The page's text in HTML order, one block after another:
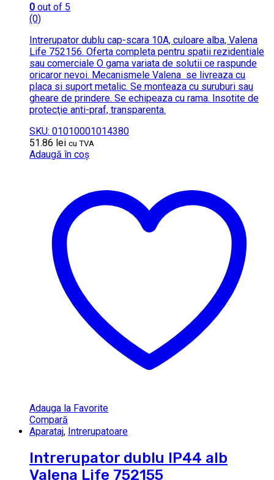
0 out of 5
(0)
Intrerupator dublu cap-scara 10A, culoare alba, Valena
Life 752156. Oferta completa pentru spatii rezidentiale
sau comerciale O gama variata de solutii ce raspunde
oricaror nevoi. Mecanismele Valena se livreaza cu
placa si suport metalic. Se monteaza cu suruburi sau
gheare de prindere. Se echipeaza cu rama. Insotite de
protecţie anti-praf, transparenta.
SKU: 01010001014380
51.86 lei cu TVA
Adaugă în coș
Adauga la Favorite
Compară
Aparataj, Intrerupatoare
Intrerupator dublu IP44 alb
Valena Life 752155